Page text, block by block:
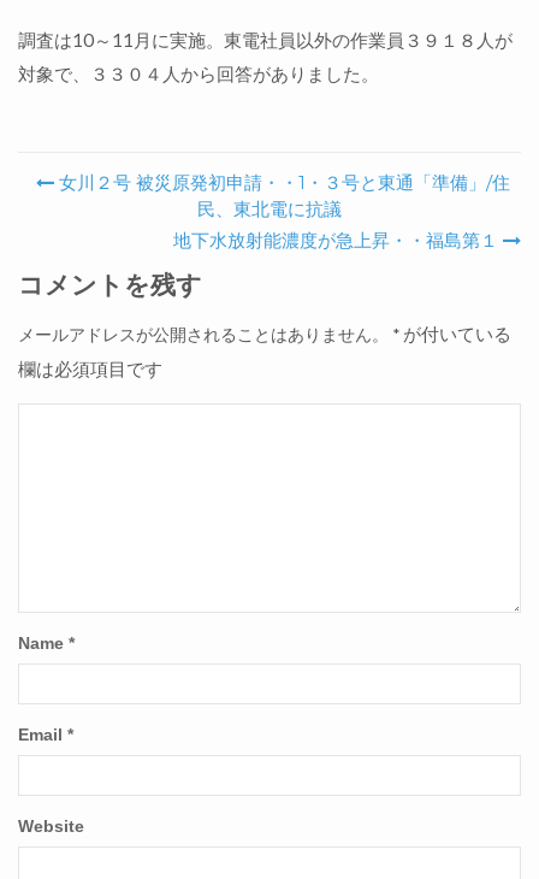
調査は10～11月に実施。東電社員以外の作業員３９１８人が
対象で、３３０４人から回答がありました。
Post navigation
女川２号 被災原発初申請・・1・３号と東通「準備」/住
民、東北電に抗議
地下水放射能濃度が急上昇・・福島第１
コメントを残す
メールアドレスが公開されることはありません。 * が付いている
欄は必須項目です
Name *
Email *
Website